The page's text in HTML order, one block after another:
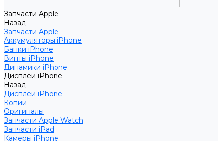
Запчасти Apple
Назад
Запчасти Apple
Аккумуляторы iPhone
Банки iPhone
Винты iPhone
Динамики iPhone
Дисплеи iPhone
Назад
Дисплеи iPhone
Копии
Оригиналы
Запчасти Apple Watch
Запчасти iPad
Камеры iPhone